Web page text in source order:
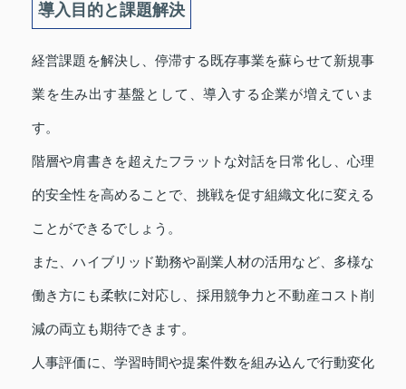
導入目的と課題解決
経営課題を解決し、停滞する既存事業を蘇らせて新規事
業を生み出す基盤として、導入する企業が増えていま
す。
階層や肩書きを超えたフラットな対話を日常化し、心理
的安全性を高めることで、挑戦を促す組織文化に変える
ことができるでしょう。
また、ハイブリッド勤務や副業人材の活用など、多様な
働き方にも柔軟に対応し、採用競争力と不動産コスト削
減の両立も期待できます。
人事評価に、学習時間や提案件数を組み込んで行動変化